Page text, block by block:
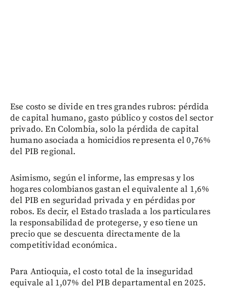
Ese costo se divide en tres grandes rubros: pérdida
de capital humano, gasto público y costos del sector
privado. En Colombia, solo la pérdida de capital
humano asociada a homicidios representa el 0,76%
del PIB regional.
Asimismo, según el informe, las empresas y los
hogares colombianos gastan el equivalente al 1,6%
del PIB en seguridad privada y en pérdidas por
robos. Es decir, el Estado traslada a los particulares
la responsabilidad de protegerse, y eso tiene un
precio que se descuenta directamente de la
competitividad económica.
Para Antioquia, el costo total de la inseguridad
equivale al 1,07% del PIB departamental en 2025.